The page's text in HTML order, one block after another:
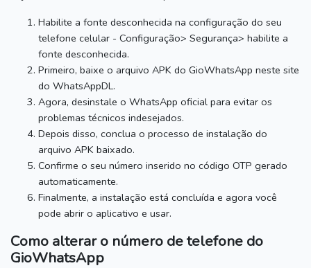
Habilite a fonte desconhecida na configuração do seu
telefone celular - Configuração> Segurança> habilite a
fonte desconhecida.
Primeiro, baixe o arquivo APK do GioWhatsApp neste site
do WhatsAppDL.
Agora, desinstale o WhatsApp oficial para evitar os
problemas técnicos indesejados.
Depois disso, conclua o processo de instalação do
arquivo APK baixado.
Confirme o seu número inserido no código OTP gerado
automaticamente.
Finalmente, a instalação está concluída e agora você
pode abrir o aplicativo e usar.
Como alterar o número de telefone do
GioWhatsApp